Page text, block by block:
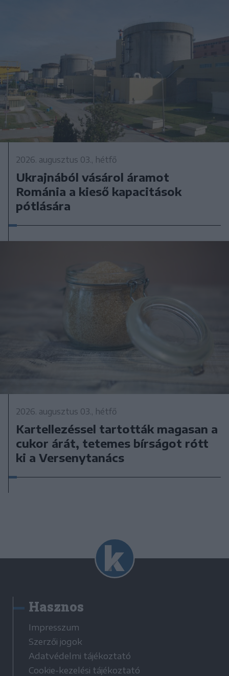
2026. augusztus 03., hétfő
Ukrajnából vásárol áramot
Románia a kieső kapacitások
pótlására
2026. augusztus 03., hétfő
Kartellezéssel tartották magasan a
cukor árát, tetemes bírságot rótt
ki a Versenytanács
Hasznos
Impresszum
Szerzői jogok
Adatvédelmi tájékoztató
Cookie-kezelési tájékoztató